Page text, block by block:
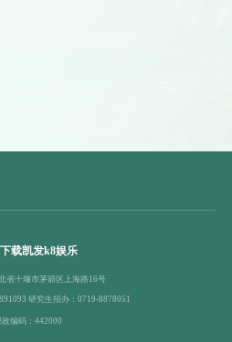
载凯发k8娱乐
省十堰市茅箭区上海路16号
研究生招办：0719-8878051
政编码：442000